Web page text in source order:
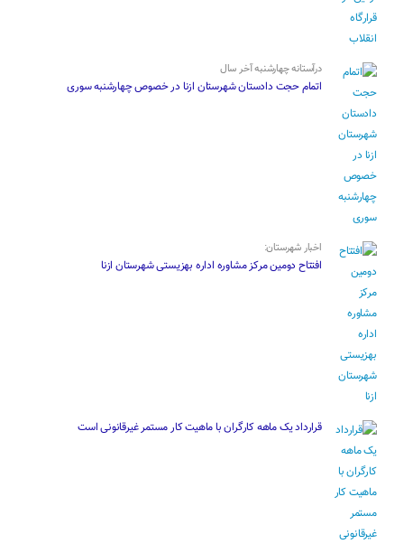
درآستانه چهارشنبه آخر سال
اتمام حجت دادستان شهرستان ازنا در خصوص چهارشنبه ‌سوری
اخبار شهرستان:
افتتاح دومین مرکز مشاوره اداره بهزیستی شهرستان ازنا
قرارداد یک ماهه کارگران با ماهیت کار مستمر غیرقانونی است